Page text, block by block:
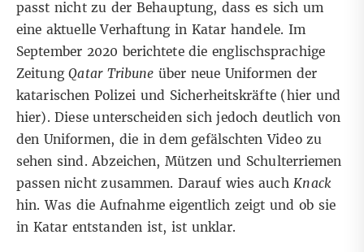
passt nicht zu der Behauptung, dass es sich um
eine aktuelle Verhaftung in Katar handele. Im
September 2020 berichtete die englischsprachige
ZeitungQatar Tribune über neue Uniformen der
katarischen Polizei und Sicherheitskräfte (hierund
hier). Diese unterscheiden sich jedoch deutlich von
den Uniformen, die in dem gefälschten Video zu
sehen sind. Abzeichen, Mützen und Schulterriemen
passen nicht zusammen. Darauf wies auchKnack
hin. Was die Aufnahme eigentlich zeigt und ob sie
in Katar entstanden ist, ist unklar.